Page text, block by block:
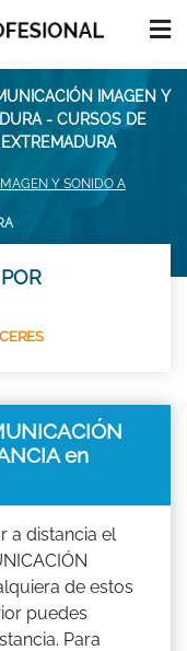
IMAGEN Y
- CURSOS DE
Y SONIDO A
en
a distancia el
de estos
puedes
Para